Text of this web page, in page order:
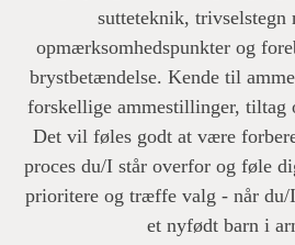
sutteteknik, trivselstegn
opmærksomhedspunkter og
brystbetændelse. Kende til
forskellige ammestillinger, tiltag
Det vil føles godt at være
proces du/I står overfor og føle
prioritere og træffe valg - når
et nyfødt barn i